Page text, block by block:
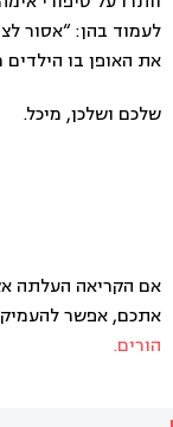
לעמוד בהן: “אסור
את האופן בו
שלכם ושלכן, מיכל.
אם הקריאה העלתה
אתכם, אפשר להעמיק
הורים.